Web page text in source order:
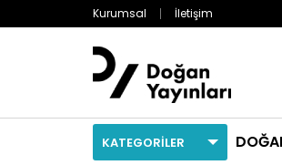
Kurumsal İletişim
KATEGORİLER